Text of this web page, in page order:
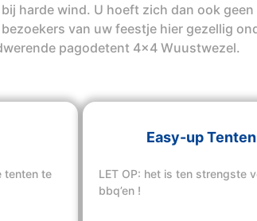
harde wind. U hoeft zich dan ook
van uw feestje hier gezellig
pagodetent 4x4 Wuustwezel.
tenten te
Easy-up Tenten
LET OP: het is ten strengste
bbq’en !